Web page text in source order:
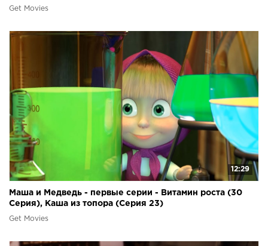
Get Movies
12:29
Маша и Медведь - первые серии - Витамин роста (30
Серия), Каша из топора (Серия 23)
Get Movies